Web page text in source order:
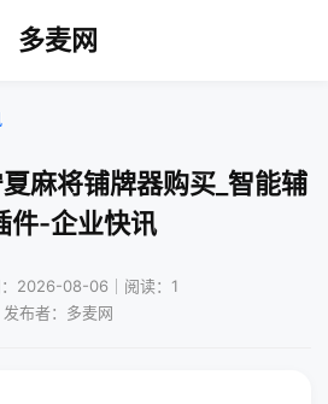
多麦网
麻将铺牌器购买_智能辅
件-企业快讯
：2026-08-06｜阅读：1
发布者：多麦网